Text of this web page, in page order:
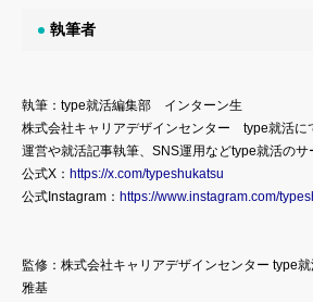
執筆者
執筆：type就活編集部 インターン生
株式会社キャリアデザインセンター type就活に
運営や就活記事執筆、SNS運用などtype就活のサ
公式X： https://x.com/typeshukatsu
公式Instagram： https://www.instagram.com/
監修：株式会社キャリアデザインセンター type
雅基